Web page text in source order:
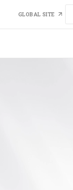
GLOBAL SITE